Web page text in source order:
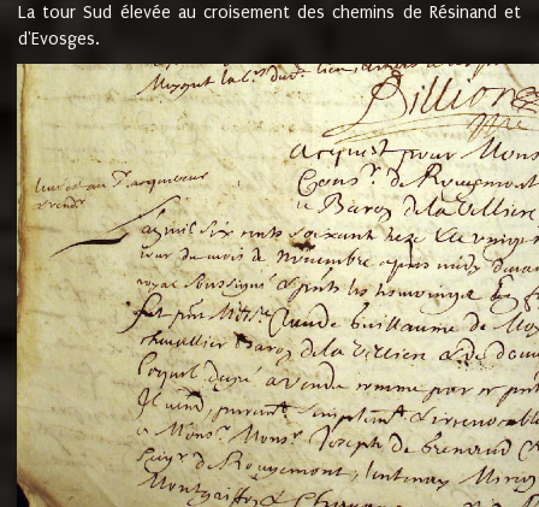
La tour Sud élevée au croisement des chemins de Résinand et
d'Evosges.